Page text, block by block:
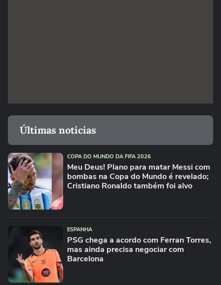
Últimas notícias
COPA DO MUNDO DA FIFA 2026
Meu Deus! Plano para matar Messi com
bombas na Copa do Mundo é revelado;
Cristiano Ronaldo também foi alvo
ESPANHA
PSG chega a acordo com Ferran Torres,
mas ainda precisa negociar com
Barcelona